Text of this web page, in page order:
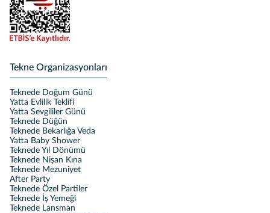
Tekne Organizasyonları
Teknede Doğum Günü
Yatta Evlilik Teklifi
Yatta Sevgililer Günü
Teknede Düğün
Teknede Bekarlığa Veda
Yatta Baby Shower
Teknede Yıl Dönümü
Teknede Nişan Kına
Teknede Mezuniyet
After Party
Teknede Özel Partiler
Teknede İş Yemeği
Teknede Lansman